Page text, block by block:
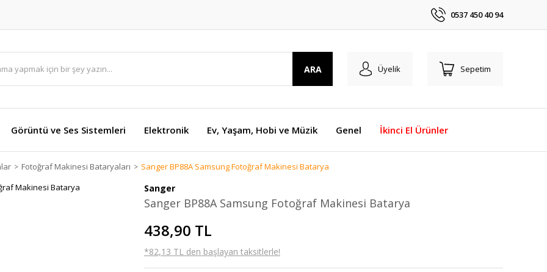
0537 450 40 94
ARA Üyelik Sepetim
Görüntü ve Ses Sistemleri Elektronik Ev, Yaşam, Hobi ve Müzik Genel İkinci El Ürünler
Fotoğraf Makinesi Bataryaları Sanger BP88A Samsung Fotoğraf Makinesi Batarya
Sanger
Sanger BP88A Samsung Fotoğraf Makinesi Batarya
438,90 TL
*82,13 TL den başlayan taksitlerle!